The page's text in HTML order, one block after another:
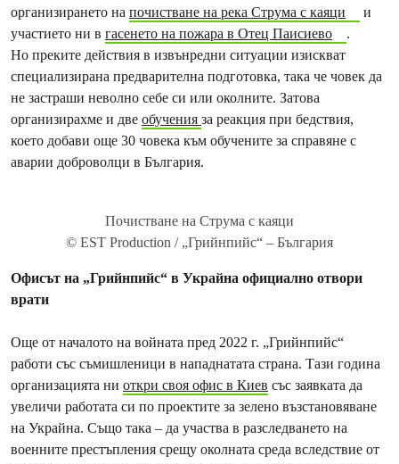
организирането на почистване на река Струма с каяци
и
участието ни в гасенето на пожара в Отец Паисиево
.
Но преките действия в извънредни ситуации изискват
специализирана предварителна подготовка, така че човек да
не застраши неволно себе си или околните. Затова
организирахме и две обучения за реакция при бедствия,
което добави още 30 човека към обучените за справяне с
аварии доброволци в България.
Почистване на Струма с каяци
© EST Production / „Грийнпийс“ – България
Офисът на „Грийнпийс“ в Украйна официално отвори
врати
Още от началото на войната пред 2022 г. „Грийнпийс“
работи със съмишленици в нападнатата страна. Тази година
организацията ни откри своя офис в Киев със заявката да
увеличи работата си по проектите за зелено възстановяване
на Украйна. Също така – да участва в разследването на
военните престъпления срещу околната среда вследствие от